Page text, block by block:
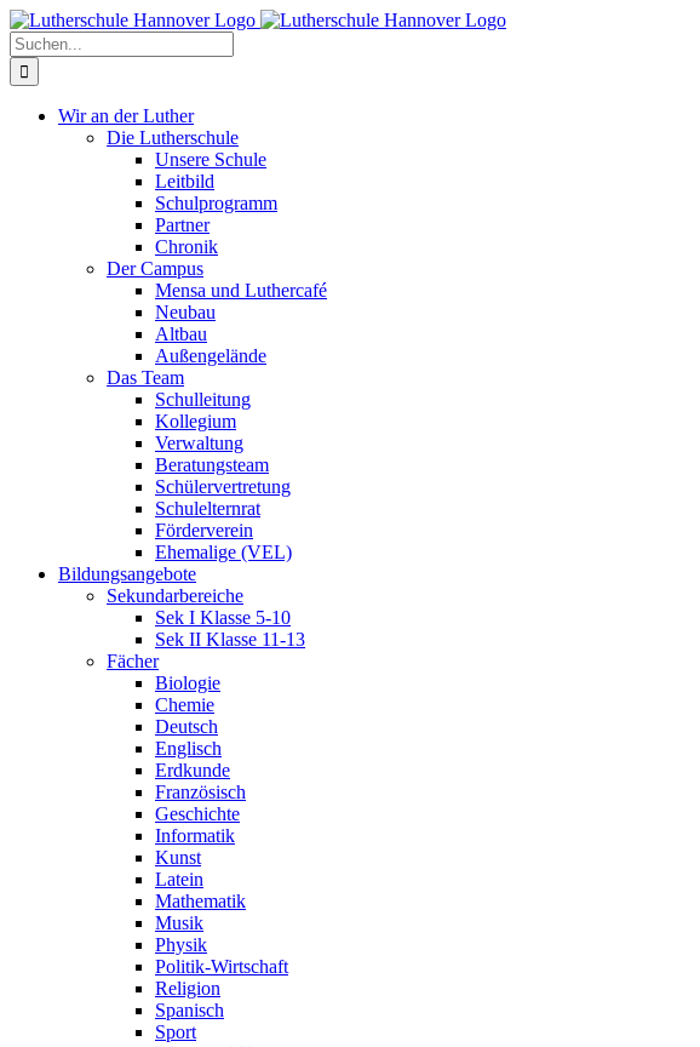
Zum
Inhalt
springen
Facebook
X
Instagram
Pinterest
Suche
nach:
Wir an der Luther
Die Lutherschule
Unsere Schule
Leitbild
Schulprogramm
Partner
Chronik
Der Campus
Mensa und Luthercafé
Neubau
Altbau
Außengelände
Das Team
Schulleitung
Kollegium
Verwaltung
Beratungsteam
Schülervertretung
Schulelternrat
Förderverein
Ehemalige (VEL)
Bildungsangebote
Sekundarbereiche
Sek I Klasse 5-10
Sek II Klasse 11-13
Fächer
Biologie
Chemie
Deutsch
Englisch
Erdkunde
Französisch
Geschichte
Informatik
Kunst
Latein
Mathematik
Musik
Physik
Politik-Wirtschaft
Religion
Spanisch
Sport